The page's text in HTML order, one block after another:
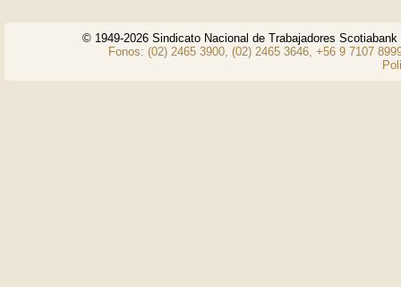
© 1949-2026 Sindicato Nacional de Trabajadores
Fonos: (02) 2465 3900, (02) 2465 3646, +56 9 7107